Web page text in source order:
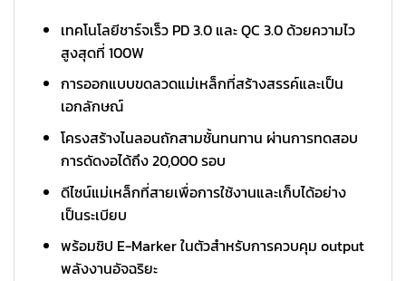
เทคโนโลยีชาร์จเร็ว PD 3.0 และ QC 3.0 ด้วยความไว
สูงสุดที่ 100W
การออกแบบขดลวดแม่เหล็กที่สร้างสรรค์และเป็น
เอกลักษณ์
โครงสร้างไนลอนถักสามชั้นทนทาน ผ่านการทดสอบ
การดัดงอได้ถึง 20,000 รอบ
ดีไซน์แม่เหล็กที่สายเพื่อการใช้งานและเก็บได้อย่าง
เป็นระเบียบ
พร้อมชิป E-Marker ในตัวสำหรับการควบคุม output
พลังงานอัจฉริยะ